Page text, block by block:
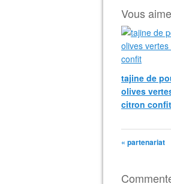
Vous
tajine de
olives
citron confit
« partenariat